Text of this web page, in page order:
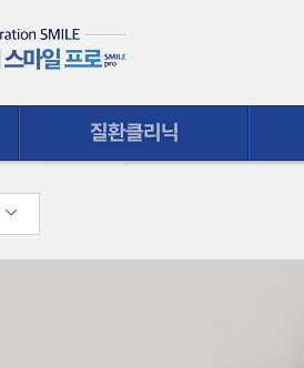
수술체험